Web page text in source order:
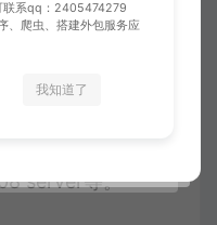
、Aixunix等；
server等。
联系qq：2405474279
、爬虫、搭建外包服务应
我知道了